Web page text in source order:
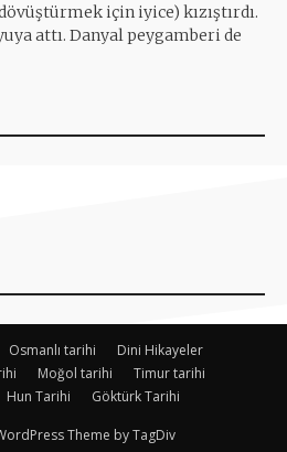
için iyice) kızıştırdı.
attı. Danyal peygamberi de
Osmanlı tarihi
Dini Hikayeler
Moğol tarihi
Timur tarihi
Hun Tarihi Göktürk Tarihi
Theme by TagDiv